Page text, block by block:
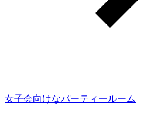
女子会向けなパーティールーム